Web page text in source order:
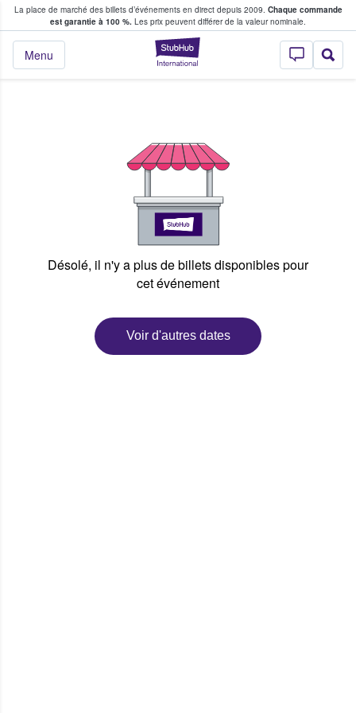
La place de marché des billets d’événements en direct depuis 2009. Chaque commande
est garantie à 100 %. Les prix peuvent différer de la valeur nominale.
StubHub - Où
Menu
fans achètent et vendent des billets
Désolé, il n'y a plus de billets disponibles pour
cet événement
Voir d'autres dates